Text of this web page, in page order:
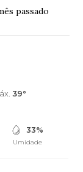
passado
39°
33%
Umidade